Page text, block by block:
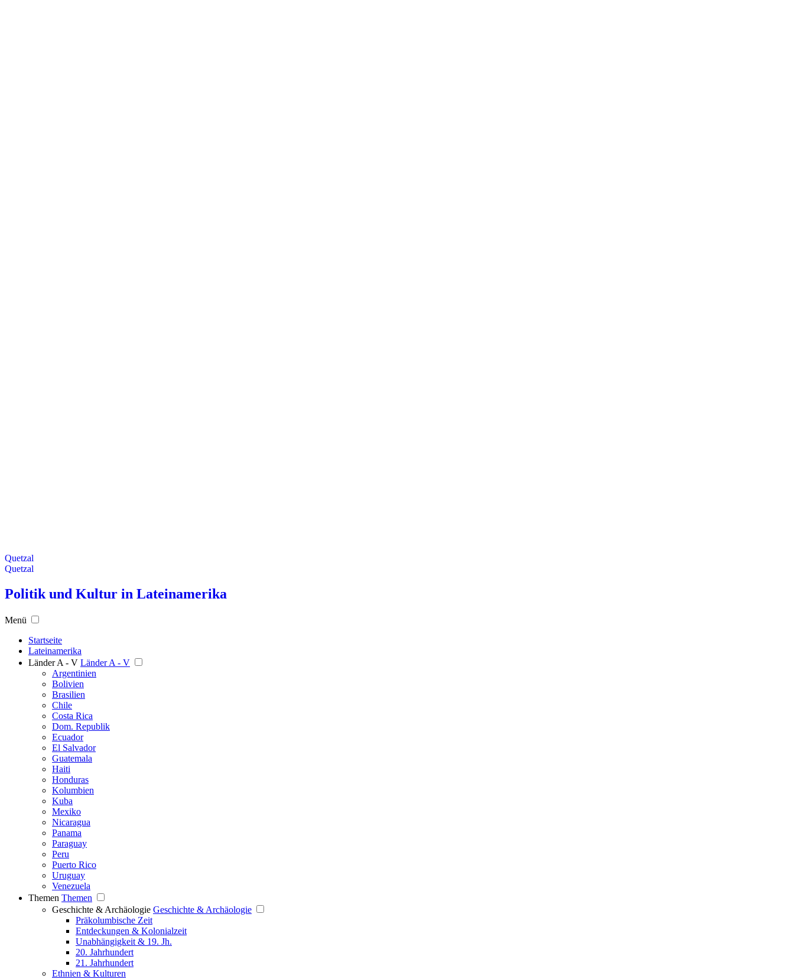
Quetzal
Quetzal
Politik und Kultur in Lateinamerika
Menü
Startseite
Lateinamerika
Länder A - V Länder A - V
Argentinien
Bolivien
Brasilien
Chile
Costa Rica
Dom. Republik
Ecuador
El Salvador
Guatemala
Haiti
Honduras
Kolumbien
Kuba
Mexiko
Nicaragua
Panama
Paraguay
Peru
Puerto Rico
Uruguay
Venezuela
Themen Themen
Geschichte & Archäologie Geschichte & Archäologie
Präkolumbische Zeit
Entdeckungen & Kolonialzeit
Unabhängigkeit & 19. Jh.
20. Jahrhundert
21. Jahrhundert
Ethnien & Kulturen